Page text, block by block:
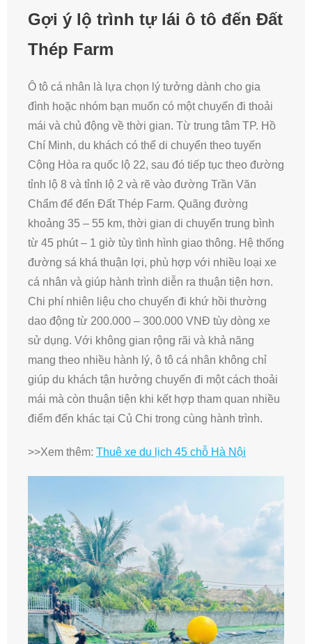
Gợi ý lộ trình tự lái ô tô đến Đất
Thép Farm
Ô tô cá nhân là lựa chọn lý tưởng dành cho gia
đình hoặc nhóm bạn muốn có một chuyến đi thoải
mái và chủ động về thời gian. Từ trung tâm TP. Hồ
Chí Minh, du khách có thể di chuyển theo tuyến
Cộng Hòa ra quốc lộ 22, sau đó tiếp tục theo đường
tỉnh lộ 8 và tỉnh lộ 2 và rẽ vào đường Trần Văn
Chẩm để đến Đất Thép Farm. Quãng đường
khoảng 35 – 55 km, thời gian di chuyển trung bình
từ 45 phút – 1 giờ tùy tình hình giao thông. Hệ thống
đường sá khá thuận lợi, phù hợp với nhiều loại xe
cá nhân và giúp hành trình diễn ra thuận tiện hơn.
Chi phí nhiên liệu cho chuyến đi khứ hồi thường
dao động từ 200.000 – 300.000 VNĐ tùy dòng xe
sử dụng. Với không gian rộng rãi và khả năng
mang theo nhiều hành lý, ô tô cá nhân không chỉ
giúp du khách tận hưởng chuyến đi một cách thoải
mái mà còn thuận tiện khi kết hợp tham quan nhiều
điểm đến khác tại Củ Chi trong cùng hành trình.
>>Xem thêm: Thuê xe du lịch 45 chỗ Hà Nội